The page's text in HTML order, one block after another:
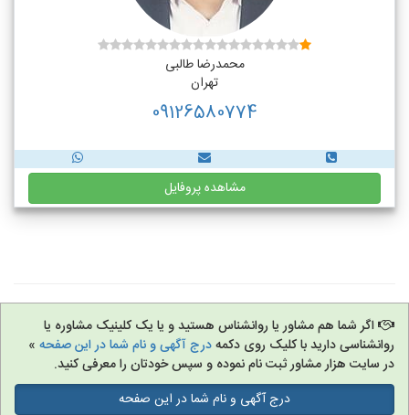
محمدرضا طالبی
تهران
09126580774
مشاهده پروفایل
اگر شما هم مشاور یا روانشناس هستید و یا یک کلینیک مشاوره یا
روانشناسی دارید با کلیک روی دکمهدرج آگهی و نام شما در این صفحه »
در سایت هزار مشاور ثبت نام نموده و سپس خودتان را معرفی کنید.
درج آگهی و نام شما در این صفحه